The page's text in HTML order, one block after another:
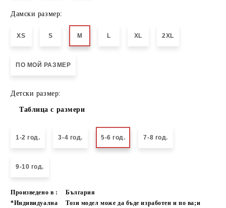
Дамски размер:
XS S M L XL 2XL
ПО МОЙ РАЗМЕР
Детски размер:
Таблица с размери
1-2 год. 3-4 год. 5-6 год. 7-8 год.
9-10 год.
Произведено в :
България
*Индивидуална
Този модел може да бъде изработен и по ва;и